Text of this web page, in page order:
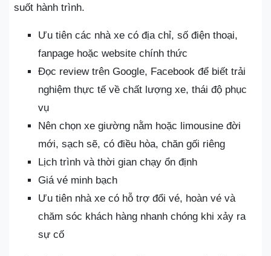
suốt hành trình.
Ưu tiên các nhà xe có địa chỉ, số điện thoại,
fanpage hoặc website chính thức
Đọc review trên Google, Facebook để biết trải
nghiệm thực tế về chất lượng xe, thái độ phục
vụ
Nên chọn xe giường nằm hoặc limousine đời
mới, sạch sẽ, có điều hòa, chăn gối riêng
Lịch trình và thời gian chạy ổn định
Giá vé minh bạch
Ưu tiên nhà xe có hỗ trợ đổi vé, hoàn vé và
chăm sóc khách hàng nhanh chóng khi xảy ra
sự cố